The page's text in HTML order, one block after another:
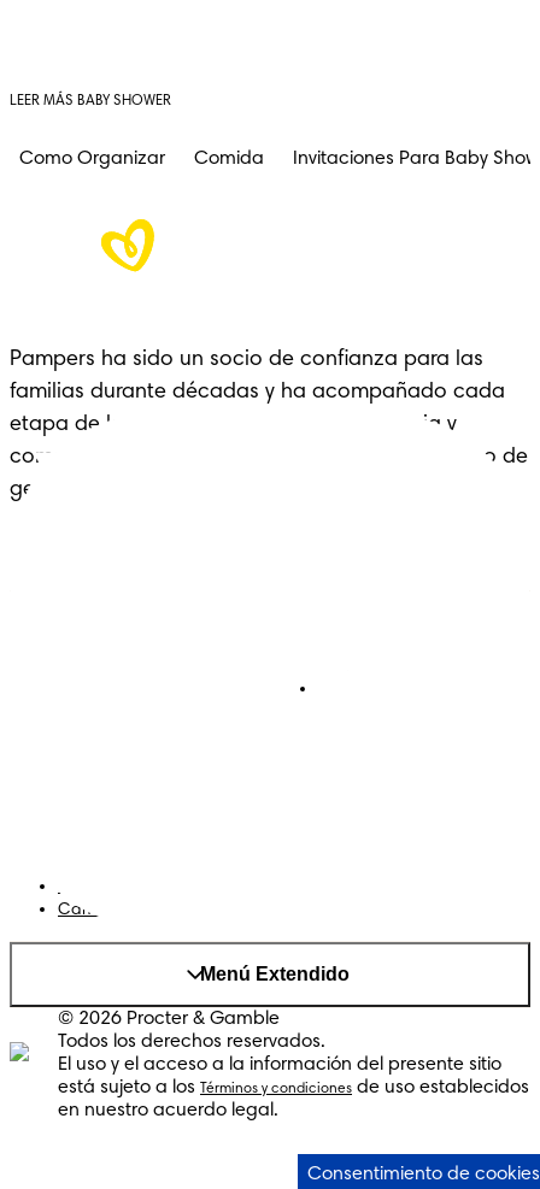
LEER MÁS BABY SHOWER
Como Organizar Comida Invitaciones Para Baby
Pampers ha sido un socio de confianza para las
familias durante décadas y ha acompañado cada
etapa de la crianza con cariño, experiencia y
comodidad: un legado que se extiende a lo largo de
generaciones.
Cambiar el país/region
Menú Extendido
© 2026 Procter & Gamble
Todos los derechos reservados.
El uso y el acceso a la información del presente sitio
está sujeto a los
Términos y condiciones de uso establecidos
en nuestro acuerdo legal.
Consentimiento de cookies